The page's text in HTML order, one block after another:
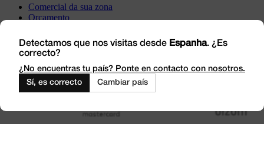
Comercial da sua zona
Orçamento
Visite-nos
Trabalhe connosco
Outlet
Detectamos que nos visitas desde Espanha. ¿Es
correcto?
¿No encuentras tu país? Ponte en contacto con nosotros.
Sí, es correcto
Cambiar país